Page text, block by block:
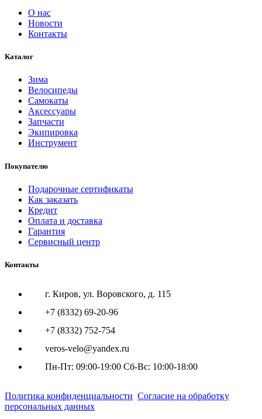
О нас
Новости
Контакты
Каталог
Зима
Велосипеды
Самокаты
Аксессуары
Запчасти
Экипировка
Инструмент
Покупателю
Подарочные сертификаты
Как заказать
Кредит
Оплата и доставка
Гарантия
Сервисный центр
Контакты
г. Киров, ул. Воровского, д. 115
+7 (8332) 69-20-96
+7 (8332) 752-754
veros-velo@yandex.ru
Пн-Пт: 09:00-19:00 Сб-Вс: 10:00-18:00
Политика конфиденциальности Согласие на обработку
персональных данных